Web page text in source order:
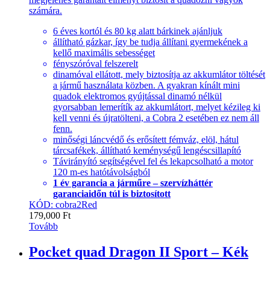
számára.
6 éves kortól és 80 kg alatt bárkinek ajánljuk
állítható gázkar, így be tudja állítani gyermekének a
kellő maximális sebességet
fényszóróval felszerelt
dinamóval ellátott, mely biztosítja az akkumlátor töltését
a jármű használata közben. A gyakran kínált mini
quadok elektromos gyújtással dinamó nélkül
gyorsabban lemerítík az akkumlátort, melyet kézileg ki
kell venni és újratölteni, a Cobra 2 esetében ez nem áll
fenn.
minőségi láncvédő és erősített fémváz, elöl, hátul
tárcsafékek, állítható keménységű lengéscsillapító
Távirányító segítségével fel és lekapcsolható a motor
120 m-es hatótávolságból
1 év garancia a járműre – szervízháttér
garanciaidőn túl is biztosított
KÓD: cobra2Red
179,000 Ft
Tovább
Pocket quad Dragon II Sport – Kék